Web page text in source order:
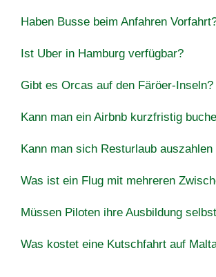
Haben Busse beim Anfahren
Ist Uber in Hamburg verfügbar?
Gibt es Orcas auf den Färöer-Inseln?
Kann man ein Airbnb kurzfristig
Kann man sich Resturlaub auszahlen
Was ist ein Flug mit mehreren
Müssen Piloten ihre Ausbildung
Was kostet eine Kutschfahrt auf